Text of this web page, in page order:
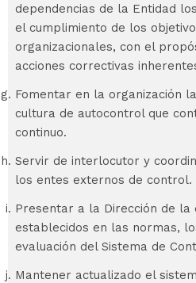
dependencias de la Entidad
el cumplimiento de los
organizacionales, con el
acciones correctivas
Fomentar en la organización
cultura de autocontrol que
continuo.
Servir de interlocutor y
los entes externos de control.
Presentar a la Dirección de la
establecidos en las normas,
evaluación del Sistema de
Mantener actualizado el